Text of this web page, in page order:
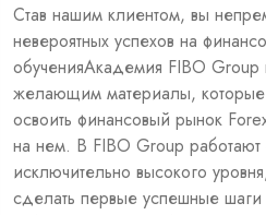
Став нашим клиентом, вы
невероятных успехов на
обученияАкадемия FIBO Group
желающим материалы, которые
освоить финансовый рынок
на нем. В FIBO Group работают
исключительно высокого
сделать первые успешные